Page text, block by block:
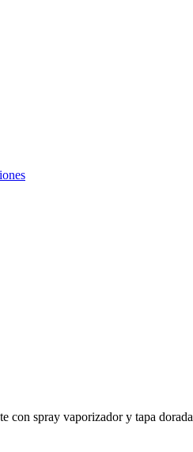
con spray vaporizador y tapa dorada